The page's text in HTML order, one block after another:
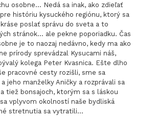
osobne… Nedá sa inak, ako zdieľať
históriu kysuckého regiónu, ktorý sa
poslať správu do sveta a to
stránok… ale pekne poporiadku. Čas
je to naozaj nedávno, kedy ma ako
prírody sprevádzal Kysucami náš,
kolega Peter Kvasnica. Ešte dlho
pracovné cesty rozišli, sme sa
jeho manželky Aničky a rozprávali sa
tiež bonsajoch, ktorým sa s láskou
vplyvom okolností naše bydliská
stretnutia sa vytratili…